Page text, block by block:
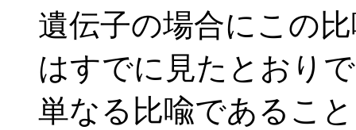
遺伝子の場合にこの
はすでに見たとおり
単なる比喩であるこ